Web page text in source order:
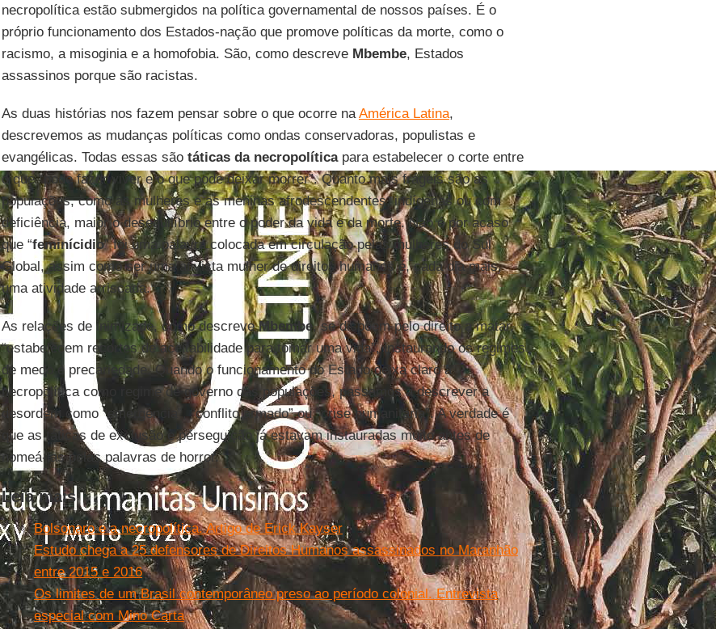
necropolítica estão submergidos na política governamental de nossos países. É o
próprio funcionamento dos Estados-nação que promove políticas da morte, como o
racismo, a misoginia e a homofobia. São, como descreve Mbembe, Estados
assassinos porque são racistas.
As duas histórias nos fazem pensar sobre o que ocorre naAmérica Latina,
descrevemos as mudanças políticas como ondas conservadoras, populistas e
evangélicas. Todas essas são táticas da necropolíticapara estabelecer o corte entre
o que “pode fazer viver e o que pode deixar morrer”. Quanto mais frágeis são as
populações, como as mulheres e as meninas afrodescendentes, indígenas ou com
deficiência, maior o desequilíbrio entre o poder da vida e da morte. Não é por acaso
que “feminícidio” foi uma palavra colocada em circulação pelas mulheres do Sul
Global, assim como ser uma ativista mulher de direitos humanos é, cada dia mais,
uma atividade arriscada.
As relações de inimizade, como descreveMbembe, se dispõem pelo direito a matar,
“estabelecem recortes de aceitabilidade para tomar uma vida”, instaurando os regimes
de medo e precariedade. Quando o funcionamento do Estado deixa claro a
necropolítica como regime de governo das populações, passamos a descrever a
desordem como “emergência”, “conflito armado” ou “crise humanitária”. A verdade é
que as táticas de exclusão e perseguição já estavam instauradas muito antes de
nomeá-las pelas palavras de horror.
Leia mais
Bolsonaro e a necropolítica. Artigo de Erick Kayser
Estudo chega a 25 defensores de Direitos Humanos assassinados no Maranhão
entre 2015 e 2016
Os limites de um Brasil contemporâneo preso ao período colonial. Entrevista
especial com Mino Carta